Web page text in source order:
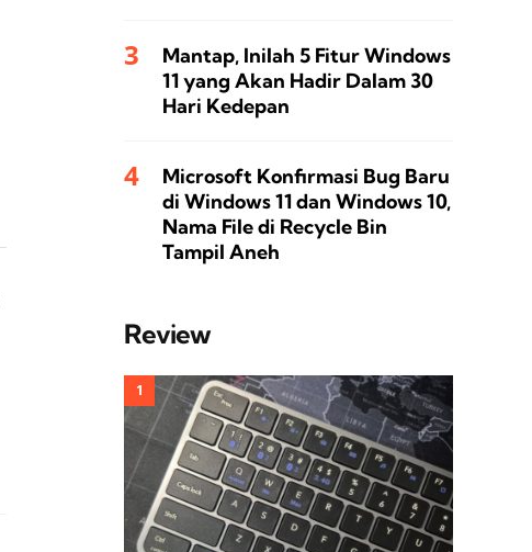
Mantap, Inilah 5 Fitur Windows
11 yang Akan Hadir Dalam 30
Hari Kedepan
Microsoft Konfirmasi Bug Baru
di Windows 11 dan Windows 10,
Nama File di Recycle Bin
Tampil Aneh
Review